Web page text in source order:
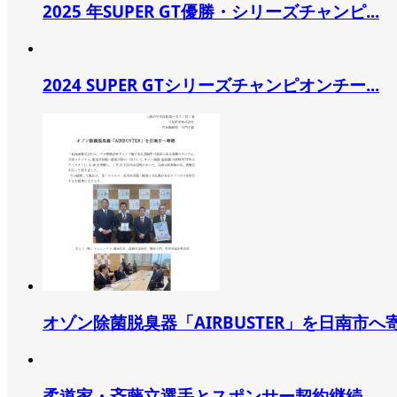
2025 年SUPER GT優勝・シリーズチャンピ...
2024 SUPER GTシリーズチャンピオンチー...
オゾン除菌脱臭器「AIRBUSTER」を日南市へ